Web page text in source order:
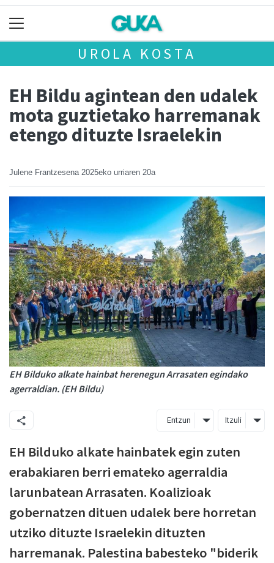
UROLA KOSTA
EH Bildu agintean den udalek
mota guztietako harremanak
etengo dituzte Israelekin
Julene Frantzesena 2025eko urriaren 20a
EH Bilduko alkate hainbat herenegun Arrasaten egindako
agerraldian. (EH Bildu)
Entzun Itzuli
EH Bilduko alkate hainbatek egin zuten
erabakiaren berri emateko agerraldia
larunbatean Arrasaten. Koalizioak
gobernatzen dituen udalek bere horretan
utziko dituzte Israelekin dituzten
harremanak. Palestina babesteko "biderik